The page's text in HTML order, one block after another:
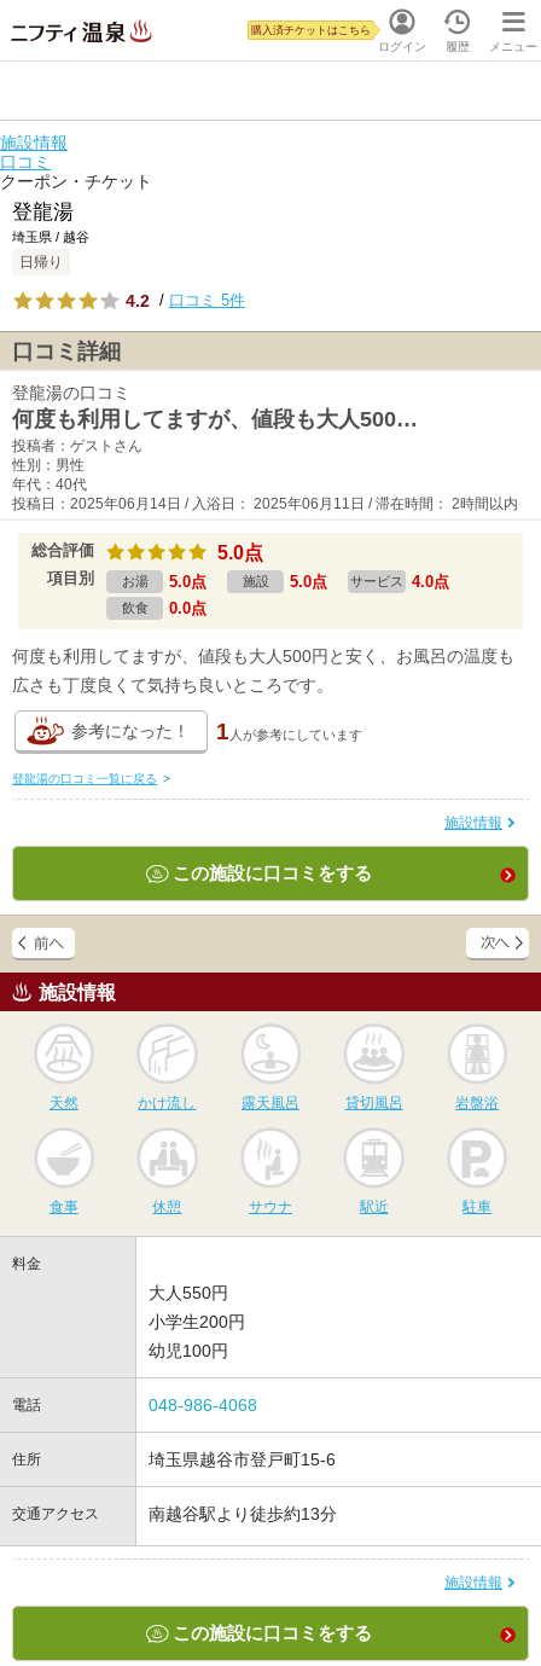
ログイン
購入済チケットはこちら
履歴 メニュー
施設情報
口コミ
クーポン・チケット
登龍湯
埼玉県 / 越谷
日帰り
4.2 / 口コミ 5件
口コミ詳細
登龍湯の口コミ
何度も利用してますが、値段も大人500…
投稿者：ゲストさん
性別：男性
年代：40代
投稿日：2025年06月14日 / 入浴日： 2025年06月11日 / 滞在時間： 2時間以内
総合評価 5.0点
項目別 お湯 5.0点 施設 5.0点 サービス 4.0点
飲食 0.0点
何度も利用してますが、値段も大人500円と安く、お風呂の温度も
広さも丁度良くて気持ち良いところです。
参考になった！ 1 人が参考にしています
登龍湯の口コミ一覧に戻る >
施設情報
この施設に口コミをする
施設情報
天然
かけ流し
かけ流し
露天風呂
露天風呂
貸切風呂
貸切風呂 岩盤浴
食事 休憩
サウナ
サウナ 駅近 駐車
料金
大人550円
小学生200円
幼児100円
電話 048-986-4068
住所 埼玉県越谷市登戸町15-6
交通アクセス 南越谷駅より徒歩約13分
施設情報
この施設に口コミをする